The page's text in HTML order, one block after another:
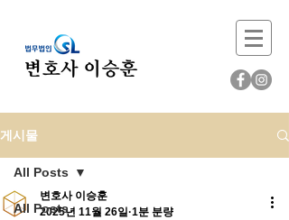
게시물
All Posts
All Posts
변호사 이승훈
2025년 11월 26일 1분 분량